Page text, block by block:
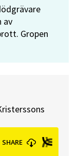
av
Gropen